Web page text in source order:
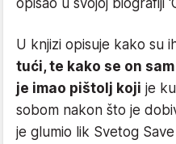
U knjizi opisuje kako su
tući, te kako se on
je imao pištolj koji je
sobom nakon što je
je glumio lik Svetog